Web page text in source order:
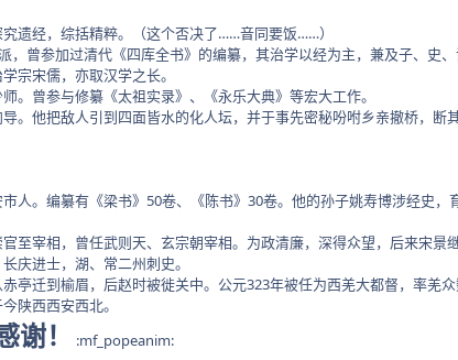
遗经，综括精粹。（这个否决了……音同要饭……）
参加过清代《四库全书》的编纂，其治学以经为主，兼及子、史、
宋儒，亦取汉学之长。
曾参与修纂《太祖实录》、《永乐大典》等宏大工作。
他把敌人引到四面皆水的化人坛，并于事先密秘吩咐乡亲撤桥，断
。编纂有《梁书》50卷、《陈书》30卷。他的孙子姚寿博涉经史，
宰相，曾任武则天、玄宗朝宰相。为政清廉，深得众望，后来宋景
庆进士，湖、常二州刺史。
迁到榆眉，后赵时被徙关中。公元323年被任为西羌大都督，率羌
陕西西安西北。
！ :mf_popeanim: